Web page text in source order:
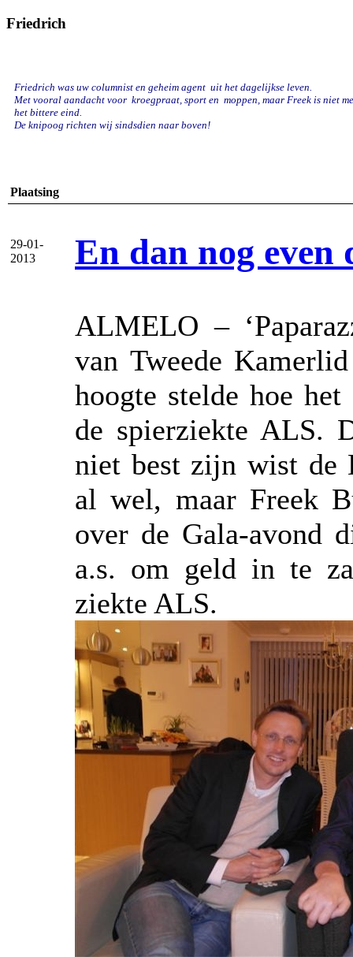
Friedrich
Friedrich was uw columnist en geheim agent uit het dagelijkse leven.
Met vooral aandacht voor kroegpraat, sport en moppen, maar Freek is niet
het bittere eind.
De knipoog richten wij sindsdien naar boven!
Plaatsing
29-01-
2013
En dan nog
ALMELO –
van Tweede
hoogte stelde hoe
de spierziekte ALS.
niet best zijn wist de
al wel, maar Freek
over de Gala-avond
a.s. om geld in te
ziekte ALS.